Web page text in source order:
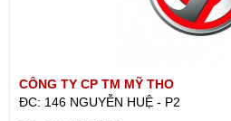
CÔNG TY CP TM MỸ THO
ĐC: 146 NGUYỄN HUỆ - P2